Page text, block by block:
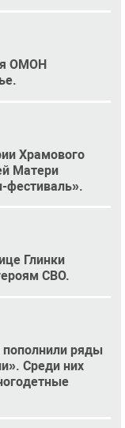
ОМОН
Храмового
Матери
фестиваль».
Глинки
СВО.
ряды
Среди них